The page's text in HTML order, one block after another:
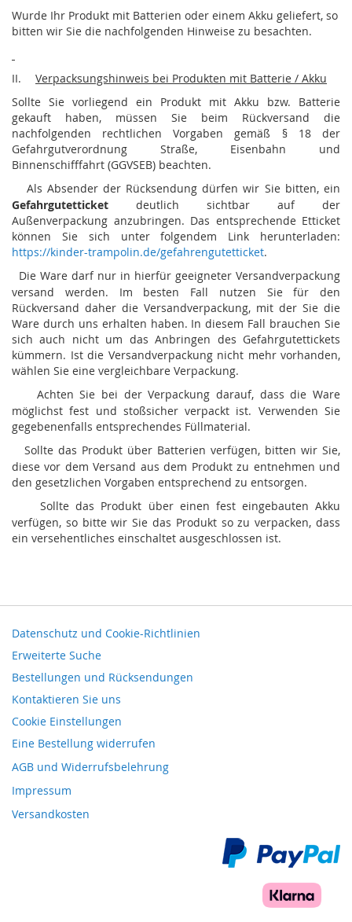
Wurde Ihr Produkt mit Batterien oder einem Akku geliefert, so
bitten wir Sie die nachfolgenden Hinweise zu besachten.
II.
Verpacksungshinweis bei Produkten mit Batterie / Akku
Sollte Sie vorliegend ein Produkt mit Akku bzw. Batterie
gekauft haben, müssen Sie beim Rückversand die
nachfolgenden rechtlichen Vorgaben gemäß § 18 der
Gefahrgutverordnung Straße, Eisenbahn und
Binnenschifffahrt (GGVSEB) beachten.
Als Absender der Rücksendung dürfen wir Sie bitten, ein
Gefahrgutetticket deutlich sichtbar auf der
Außenverpackung anzubringen. Das entsprechende Etticket
können Sie sich unter folgendem Link herunterladen:
https://kinder-trampolin.de/gefahrengutetticket.
Die Ware darf nur in hierfür geeigneter Versandverpackung
versand werden. Im besten Fall nutzen Sie für den
Rückversand daher die Versandverpackung, mit der Sie die
Ware durch uns erhalten haben. In diesem Fall brauchen Sie
sich auch nicht um das Anbringen des Gefahrgutettickets
kümmern. Ist die Versandverpackung nicht mehr vorhanden,
wählen Sie eine vergleichbare Verpackung.
Achten Sie bei der Verpackung darauf, dass die Ware
möglichst fest und stoßsicher verpackt ist. Verwenden Sie
gegebenenfalls entsprechendes Füllmaterial.
Sollte das Produkt über Batterien verfügen, bitten wir Sie,
diese vor dem Versand aus dem Produkt zu entnehmen und
den gesetzlichen Vorgaben entsprechend zu entsorgen.
Sollte das Produkt über einen fest eingebauten Akku
verfügen, so bitte wir Sie das Produkt so zu verpacken, dass
ein versehentliches einschaltet ausgeschlossen ist.
Datenschutz und Cookie-Richtlinien
Erweiterte Suche
Bestellungen und Rücksendungen
Kontaktieren Sie uns
Cookie Einstellungen
Eine Bestellung widerrufen
AGB und Widerrufsbelehrung
Impressum
Versandkosten